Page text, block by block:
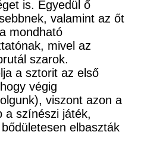
is. Egyedül ő
valamint az őt
mondható
mivel az
szarok.
a sztorit az első
végig
viszont azon a
a színészi játék,
elbaszták